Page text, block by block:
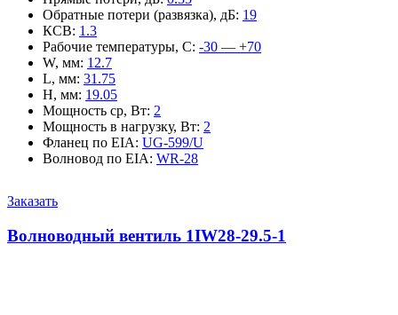
Обратные потери (развязка), дБ: 19
КСВ: 1.3
Рабочие температуры, С: -30 — +70
W, мм: 12.7
L, мм: 31.75
H, мм: 19.05
Мощность ср, Вт: 2
Мощность в нагрузку, Вт: 2
Фланец по EIA: UG-599/U
Волновод по EIA: WR-28
Заказать
Волноводный вентиль 1IW28-29.5-1